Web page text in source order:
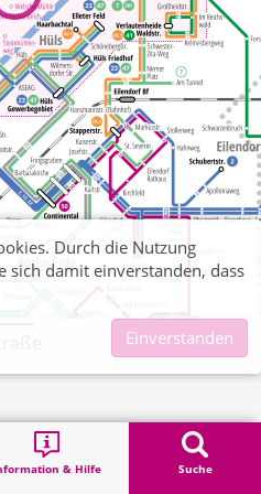
& Hilfe Suche
Durch die Nutzung
sich damit einverstanden, dass
Einverstanden